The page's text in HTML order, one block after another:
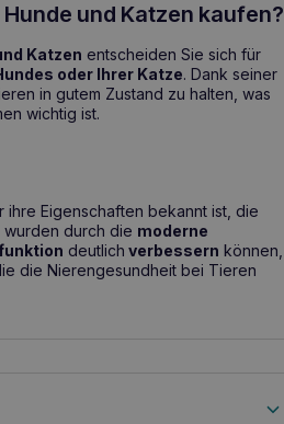
und Katzen kaufen?
Katzen entscheiden Sie sich für
oder Ihrer Katze. Dank seiner
in gutem Zustand zu halten, was
wichtig ist.
Eigenschaften bekannt ist, die
durch die moderne
deutlich verbessern können,
die Nierengesundheit bei Tieren